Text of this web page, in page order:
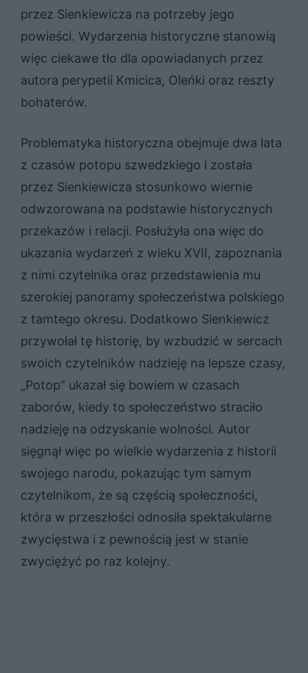
przez Sienkiewicza na potrzeby jego
powieści. Wydarzenia historyczne stanowią
więc ciekawe tło dla opowiadanych przez
autora perypetii Kmicica, Oleńki oraz reszty
bohaterów.
Problematyka historyczna obejmuje dwa lata
z czasów potopu szwedzkiego i została
przez Sienkiewicza stosunkowo wiernie
odwzorowana na podstawie historycznych
przekazów i relacji. Posłużyła ona więc do
ukazania wydarzeń z wieku XVII, zapoznania
z nimi czytelnika oraz przedstawienia mu
szerokiej panoramy społeczeństwa polskiego
z tamtego okresu. Dodatkowo Sienkiewicz
przywołał tę historię, by wzbudzić w sercach
swoich czytelników nadzieję na lepsze czasy,
„Potop” ukazał się bowiem w czasach
zaborów, kiedy to społeczeństwo straciło
nadzieję na odzyskanie wolności. Autor
sięgnął więc po wielkie wydarzenia z historii
swojego narodu, pokazując tym samym
czytelnikom, że są częścią społeczności,
która w przeszłości odnosiła spektakularne
zwycięstwa i z pewnością jest w stanie
zwyciężyć po raz kolejny.